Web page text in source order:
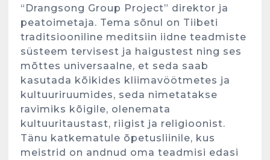
“Drangsong Group Project” direktor ja
peatoimetaja. Tema sõnul on Tiibeti
traditsiooniline meditsiin iidne teadmiste
süsteem tervisest ja haigustest ning ses
mõttes universaalne, et seda saab
kasutada kõikides kliimavöötmetes ja
kultuuriruumides, seda nimetatakse
ravimiks kõigile, olenemata
kultuuritaustast, riigist ja religioonist.
Tänu katkematule õpetusliinile, kus
meistrid on andnud oma teadmisi edasi